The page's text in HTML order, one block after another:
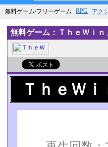
無料ゲーム/フリーゲーム RPG アク
無料ゲーム：ＴｈｅＷｉｎ
ＴｈｅＷ